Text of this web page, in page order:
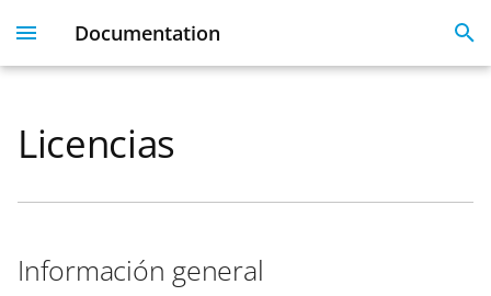
Documentation
I
Plesk 360
Dashboard & User
User Profile
Server Inventory
Clients
Linked Emails
Coming Soon
FAQ
Licencias
Información general